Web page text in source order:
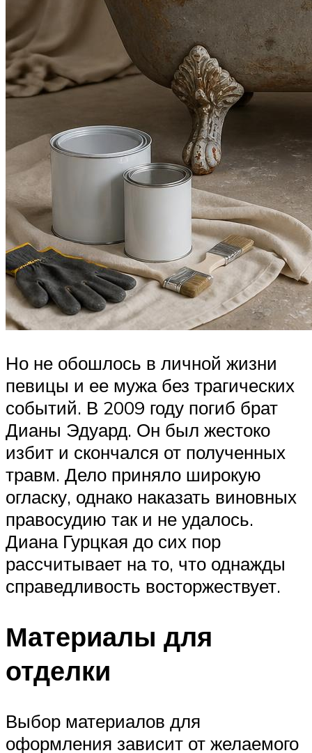
Но не обошлось в личной жизни
певицы и ее мужа без трагических
событий. В 2009 году погиб брат
Дианы Эдуард. Он был жестоко
избит и скончался от полученных
травм. Дело приняло широкую
огласку, однако наказать виновных
правосудию так и не удалось.
Диана Гурцкая до сих пор
рассчитывает на то, что однажды
справедливость восторжествует.
Материалы для
отделки
Выбор материалов для
оформления зависит от желаемого